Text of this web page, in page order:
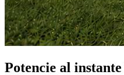
Potencie al instante